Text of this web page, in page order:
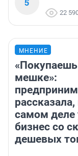
22
МНЕНИЕ
мешке»:
самом деле
бизнес со
дешевых